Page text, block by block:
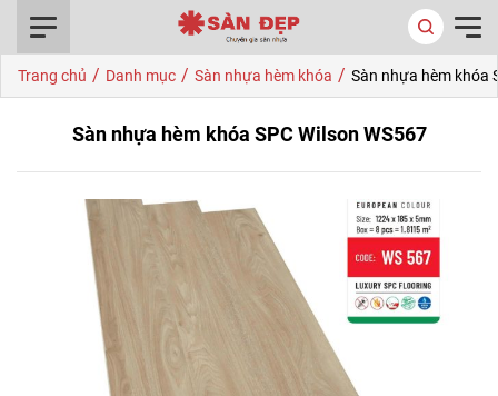
Trang chủ / Danh mục / Sàn nhựa hèm khóa / Sàn nhựa hèm khóa
Sàn nhựa hèm khóa SPC Wilson WS567